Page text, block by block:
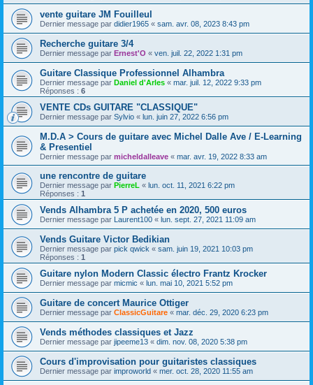
vente guitare JM Fouilleul
Dernier message par didier1965 « sam. avr. 08, 2023 8:43 pm
Recherche guitare 3/4
Dernier message par Ernest'O « ven. juil. 22, 2022 1:31 pm
Guitare Classique Professionnel Alhambra
Dernier message par Daniel d'Arles « mar. juil. 12, 2022 9:33 pm
Réponses : 6
VENTE CDs GUITARE "CLASSIQUE"
Dernier message par Sylvio « lun. juin 27, 2022 6:56 pm
M.D.A > Cours de guitare avec Michel Dalle Ave / E-Learning
& Presentiel
Dernier message par micheldalleave « mar. avr. 19, 2022 8:33 am
une rencontre de guitare
Dernier message par PierreL « lun. oct. 11, 2021 6:22 pm
Réponses : 1
Vends Alhambra 5 P achetée en 2020, 500 euros
Dernier message par Laurent100 « lun. sept. 27, 2021 11:09 am
Vends Guitare Victor Bedikian
Dernier message par pick qwick « sam. juin 19, 2021 10:03 pm
Réponses : 1
Guitare nylon Modern Classic électro Frantz Krocker
Dernier message par micmic « lun. mai 10, 2021 5:52 pm
Guitare de concert Maurice Ottiger
Dernier message par ClassicGuitare « mar. déc. 29, 2020 6:23 pm
Vends méthodes classiques et Jazz
Dernier message par jipeeme13 « dim. nov. 08, 2020 5:38 pm
Cours d'improvisation pour guitaristes classiques
Dernier message par improworld « mer. oct. 28, 2020 11:55 am